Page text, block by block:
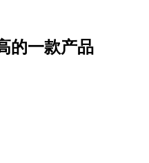
的一款产品